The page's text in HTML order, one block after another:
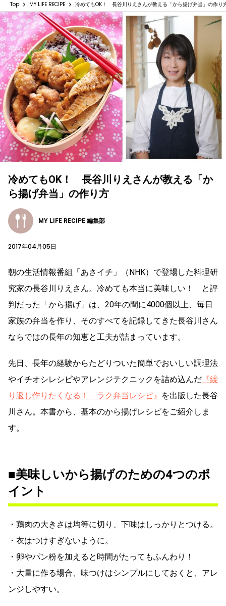
Top MY LIFE RECIPE 冷めてもOK！ 長谷川りえさんが教える「から揚げ弁当」の作り
冷めてもOK！ 長谷川りえさんが教える「か
ら揚げ弁当」の作り方
MY LIFE RECIPE 編集部
2017年04月05日
朝の生活情報番組「あさイチ」（NHK）で登場した料理研
究家の長谷川りえさん。冷めても本当に美味しい！ と評
判だった「から揚げ」は、20年の間に4000個以上、毎日
家族の弁当を作り、そのすべてを記録してきた長谷川さん
ならではの長年の知恵と工夫が詰まっています。
先日、長年の経験からたどりついた簡単でおいしい調理法
やイチオシレシピやアレンジテクニックを詰め込んだ 『繰
り返し作りたくなる！ ラク弁当レシピ』 を出版した長谷
川さん。本書から、基本のから揚げレシピをご紹介しま
す。
■美味しいから揚げのための4つのポ
イント
・鶏肉の大きさは均等に切り、下味はしっかりとつける。
・衣はつけすぎないように。
・卵やパン粉を加えると時間がたってもふんわり！
・大量に作る場合、味つけはシンプルにしておくと、アレ
ンジしやすい。